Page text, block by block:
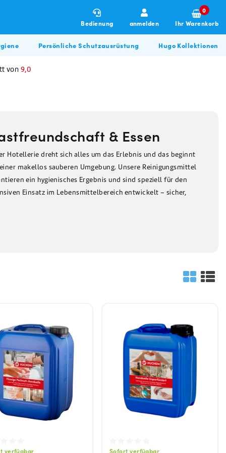
Bedienung anmelden
0
Ihr Warenkorb
Winterartikel
Bau & Renovierung
Allzweckreiniger
Allzweckreiniger
Persönliche Schutzausrüstung Hugo Kollektionen
Hugo BBQ Kollektion
von 9,0
& Essen
Hotellerie dreht sich alles um das Erlebnis und das beginnt
makellos sauberen Umgebung. Unsere Reinigungsmittel
ein hygienisches Ergebnis und sind speziell für den
Einsatz im Lebensmittelbereich entwickelt – sicher,
verfügbar Sofort verfügbar